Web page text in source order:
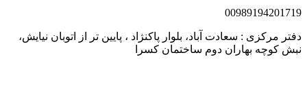
مرکزی : سعادت آباد، بلوار پاکنژاد ، پایین تر از اتوبان نیایش،
کوچه بهاران دوم ساختمان کسرا